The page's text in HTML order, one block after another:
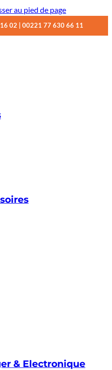
au pied de page
02 | 00221 77 630 66 11
& Electronique